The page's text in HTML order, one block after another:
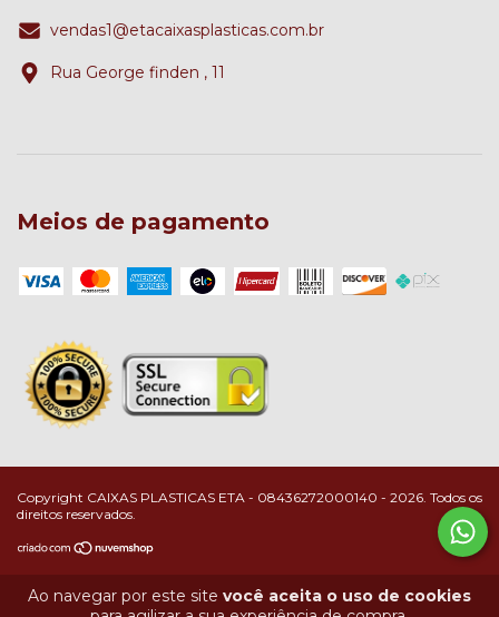
Ao navegar por este site você aceita o uso de cookies
vendas1@etacaixasplasticas.com.br
Rua George finden , 11
Meios de pagamento
Copyright CAIXAS PLASTICAS ETA - 08436272000140 - 2026. Todos os
direitos reservados.